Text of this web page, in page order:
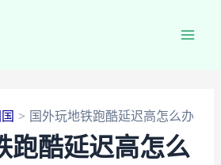
国外玩地铁跑酷延迟高怎么办
跑酷延迟高怎么